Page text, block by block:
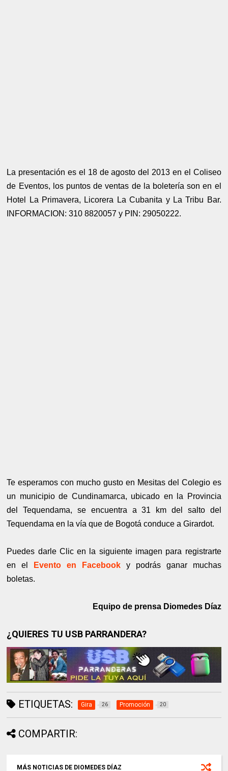
La presentación es el 18 de agosto del 2013 en el Coliseo
de Eventos, los puntos de ventas de la boletería son en el
Hotel La Primavera, Licorera La Cubanita y La Tribu Bar.
INFORMACION: 310 8820057 y PIN: 29050222.
Te esperamos con mucho gusto en Mesitas del Colegio es
un municipio de Cundinamarca, ubicado en la Provincia
del Tequendama, se encuentra a 31 km del salto del
Tequendama en la vía que de Bogotá conduce a Girardot.
Puedes darle Clic en la siguiente imagen para registrarte
en el
Evento en Facebook y podrás ganar muchas
boletas.
Equipo de prensa Diomedes Díaz
¿QUIERES TU USB PARRANDERA?
ETIQUETAS: Gira 26 Promoción 20
COMPARTIR:
MÁS NOTICIAS DE DIOMEDES DÍAZ